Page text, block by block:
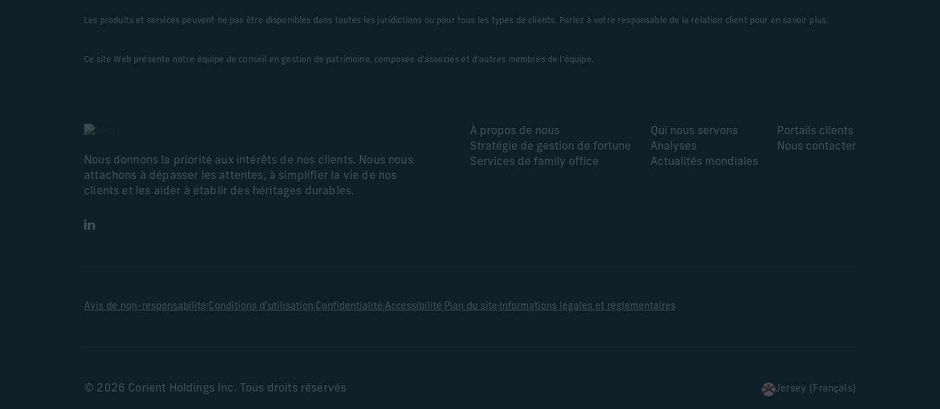
Les produits et services peuvent ne pas être disponibles dans toutes les juridictions ou pour tous les types de clients. Parlez à votre responsable de la relation client pour en savoir plus.
Ce site Web présente notre équipe de conseil en gestion de patrimoine, composée d’associés et d’autres membres de l’équipe.
Nous donnons la priorité aux intérêts de nos clients. Nous nous
attachons à dépasser les attentes, à simplifier la vie de nos
clients et les aider à établir des héritages durables.
LinkedIn
À propos de nous
Stratégie de gestion de fortune
Services de family office
Qui nous servons
Analyses
Actualités mondiales
Portails clients
Nous contacter
Avis de non-responsabilité Conditions d’utilisation Confidentialité Accessibilité Plan du site Informations légales et réglementaires
© 2026 Corient Holdings Inc. Tous droits réservés Jersey (Français)